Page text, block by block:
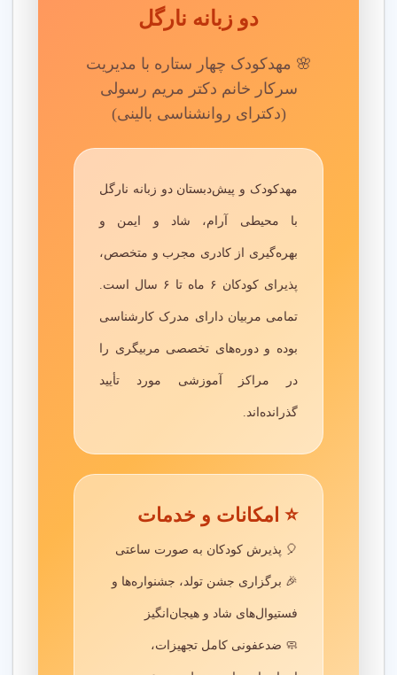
دو زبانه نارگل
🌸 مهدکودک چهار ستاره با مدیریت
سرکار خانم دکتر مریم رسولی
(دکترای روانشناسی بالینی)
مهدکودک و پیش‌دبستان دو زبانه نارگل
با محیطی آرام، شاد و ایمن و
بهره‌گیری از کادری مجرب و متخصص،
پذیرای کودکان ۶ ماه تا ۶ سال است.
تمامی مربیان دارای مدرک کارشناسی
بوده و دوره‌های تخصصی مربیگری را
در مراکز آموزشی مورد تأیید
گذرانده‌اند.
⭐ امکانات و خدمات
🎈 پذیرش کودکان به صورت ساعتی
🎉 برگزاری جشن تولد، جشنواره‌ها و
فستیوال‌های شاد و هیجان‌انگیز
🧼 ضدعفونی کامل تجهیزات،